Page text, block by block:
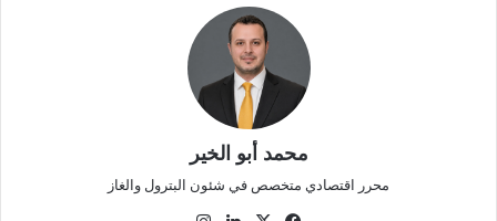
محمد أبو الخير
محرر اقتصادي متخصص في شئون البترول والغاز